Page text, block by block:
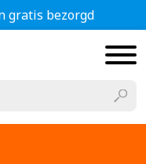
gratis bezorgd